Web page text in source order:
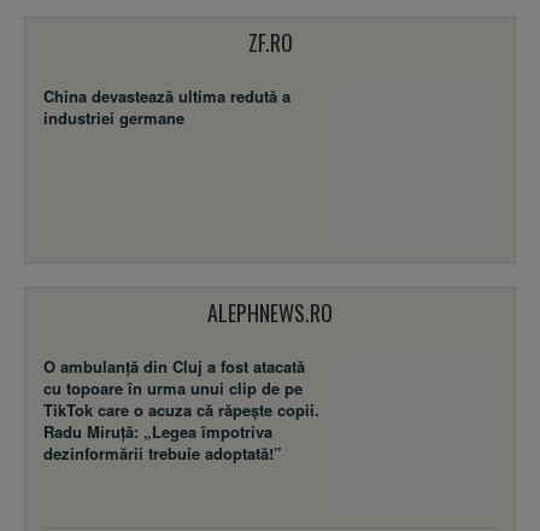
ZF.RO
China devastează ultima redută a
industriei germane
ALEPHNEWS.RO
O ambulanță din Cluj a fost atacată
cu topoare în urma unui clip de pe
TikTok care o acuza că răpește copii.
Radu Miruță: „Legea împotriva
dezinformării trebuie adoptată!”